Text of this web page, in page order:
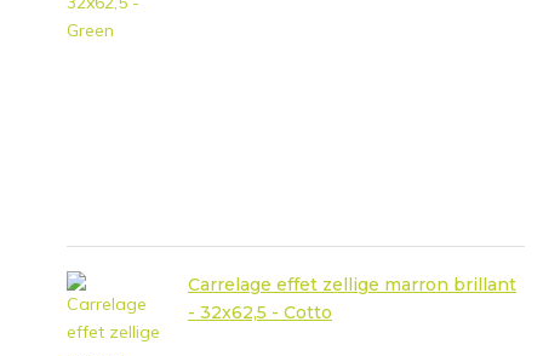
Carrelage effet zellige marron brillant
- 32x62,5 - Cotto